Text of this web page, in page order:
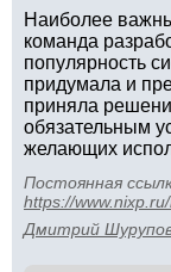
Наиболее
команда
популярность
придумала и
приняла
обязательным
желающих
Постоянная
https://
Дмитрий